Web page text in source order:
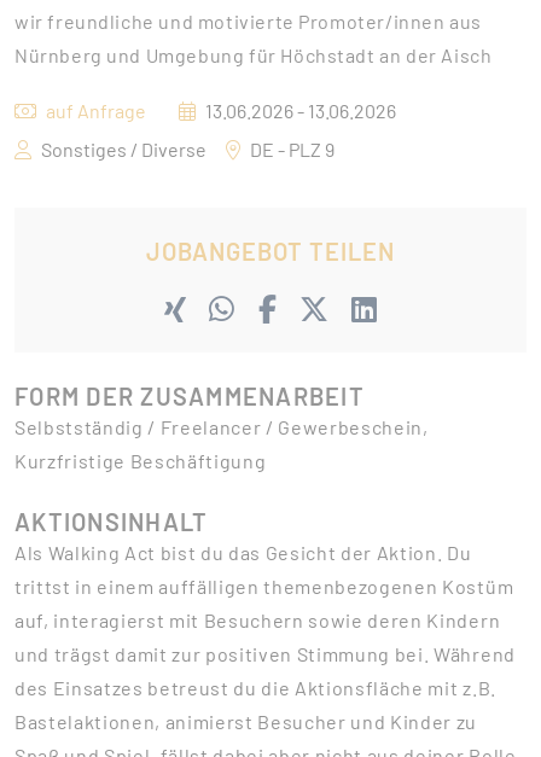
wir freundliche und motivierte Promoter/innen aus
Nürnberg und Umgebung für Höchstadt an der Aisch
auf Anfrage
13.06.2026 - 13.06.2026
Sonstiges / Diverse
DE - PLZ 9
JOBANGEBOT TEILEN
FORM DER ZUSAMMENARBEIT
Selbstständig / Freelancer / Gewerbeschein,
Kurzfristige Beschäftigung
AKTIONSINHALT
Als Walking Act bist du das Gesicht der Aktion. Du
trittst in einem auffälligen themenbezogenen Kostüm
auf, interagierst mit Besuchern sowie deren Kindern
und trägst damit zur positiven Stimmung bei. Während
des Einsatzes betreust du die Aktionsfläche mit z.B.
Bastelaktionen, animierst Besucher und Kinder zu